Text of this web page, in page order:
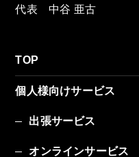
代表 中谷 亜古
TOP
個人様向けサービス
出張サービス
オンラインサービス